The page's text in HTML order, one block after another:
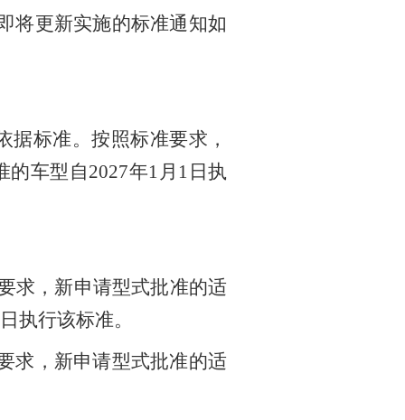
将更新实施的标准通知如
据标准。按照标准要求，
的车型自2027年1 月 1 日执
求，新申请型式批准的适
日执行该标准。
求，新申请型式批准的适